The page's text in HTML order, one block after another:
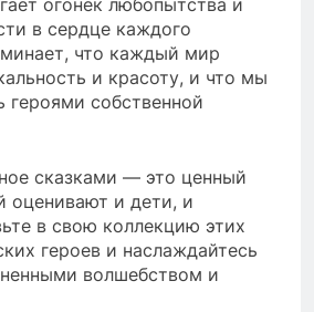
огонек любопытства и
в сердце каждого
что каждый мир
и красоту, и что мы
героями собственной
сказками — это ценный
оценивают и дети, и
в свою коллекцию этих
героев и наслаждайтесь
волшебством и